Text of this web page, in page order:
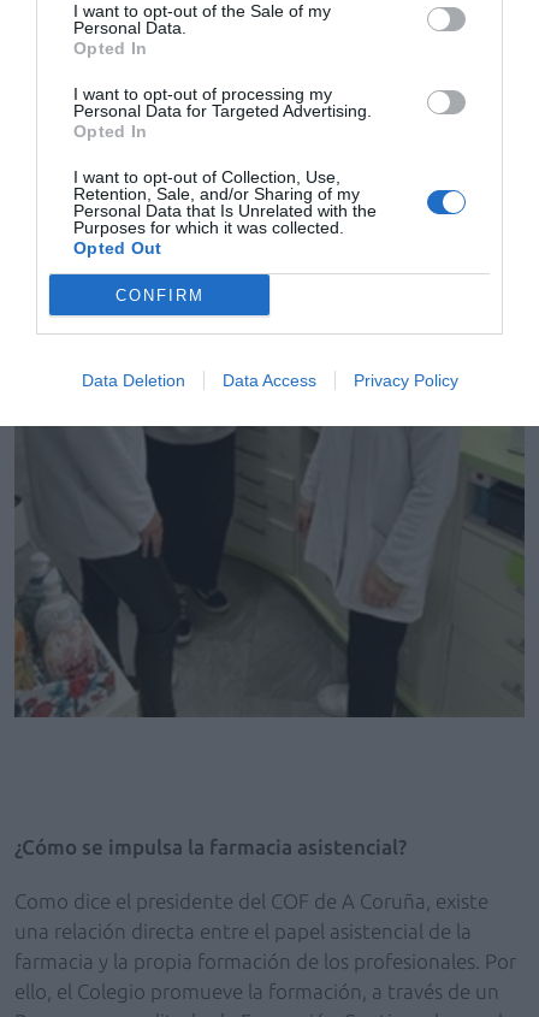
I want to opt-out of the Sale of my
Personal Data.
Opted In
I want to opt-out of processing my
Personal Data for Targeted Advertising.
Opted In
I want to opt-out of Collection, Use,
Retention, Sale, and/or Sharing of my
Personal Data that Is Unrelated with the
Purposes for which it was collected.
Opted Out
CONFIRM
Data Deletion Data Access Privacy Policy
¿Cómo se impulsa la farmacia asistencial?
Como dice el presidente del COF de A Coruña, existe
una relación directa entre el papel asistencial de la
farmacia y la propia formación de los profesionales. Por
ello, el Colegio promueve la formación, a través de un